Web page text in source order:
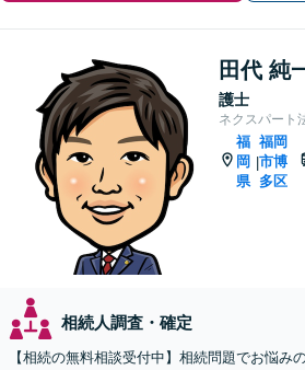
田代 純
護士
ネクスパート
福
岡
県
|
福岡
市博
多区
相続人調査・確定
【相続の無料相談受付中】相続問題でお悩み